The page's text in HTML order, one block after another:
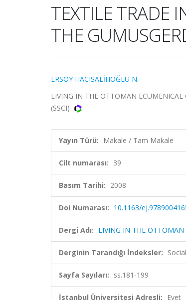
TEXTILE TRADE
THE
ERSOY HACISALİHOĞLU N.
LIVING IN THE OTTOMAN
(SSCI)
Yayın Türü: Makale / Tam Makale
Cilt numarası: 39
Basım Tarihi: 2008
Doi Numarası: 10.1163/
Dergi Adı: LIVING IN THE OTTOMAN
Derginin Tarandığı İndeksler:
Sayfa Sayıları: ss.181-199
İstanbul Üniversitesi Adresli: Evet